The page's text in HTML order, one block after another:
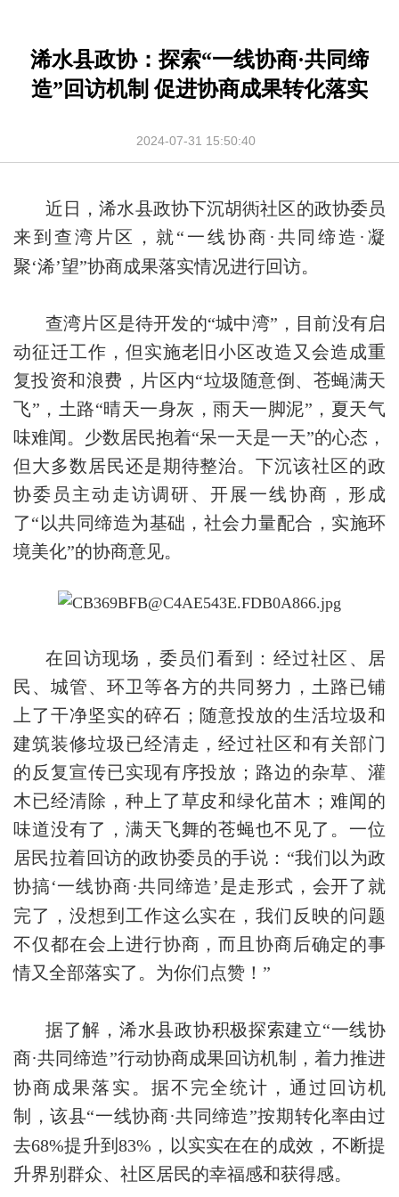
浠水县政协：探索“一线协商·共同缔
造”回访机制 促进协商成果转化落实
2024-07-31 15:50:40
近日，浠水县政协下沉胡衖社区的政协委员
来到查湾片区，就“一线协商 · 共同缔造 · 凝
聚‘浠’望”协商成果落实情况进行回访。
查湾片区是待开发的“城中湾”，目前没有启
动征迁工作，但实施老旧小区改造又会造成重
复投资和浪费，片区内“垃圾随意倒、苍蝇满天
飞”，土路“晴天一身灰，雨天一脚泥”，夏天气
味难闻。少数居民抱着“呆一天是一天”的心态，
但大多数居民还是期待整治。下沉该社区的政
协委员主动走访调研、开展一线协商，形成
了“以共同缔造为基础，社会力量配合，实施环
境美化”的协商意见。
在回访现场，委员们看到：经过社区、居
民、城管、环卫等各方的共同努力，土路已铺
上了干净坚实的碎石；随意投放的生活垃圾和
建筑装修垃圾已经清走，经过社区和有关部门
的反复宣传已实现有序投放；路边的杂草、灌
木已经清除，种上了草皮和绿化苗木；难闻的
味道没有了，满天飞舞的苍蝇也不见了。一位
居民拉着回访的政协委员的手说：“我们以为政
协搞‘一线协商·共同缔造’是走形式，会开了就
完了，没想到工作这么实在，我们反映的问题
不仅都在会上进行协商，而且协商后确定的事
情又全部落实了。为你们点赞！”
据了解，浠水县政协积极探索建立“一线协
商·共同缔造”行动协商成果回访机制，着力推进
协商成果落实。据不完全统计，通过回访机
制，该县“一线协商·共同缔造”按期转化率由过
去68%提升到83%，以实实在在的成效，不断提
升界别群众、社区居民的幸福感和获得感。